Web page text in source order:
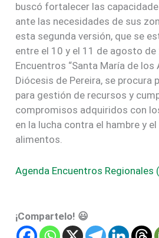
buscó fortalecer las
ante las necesidades de sus
esta segunda versión, que se
entre el 10 y el 11 de agosto de
Encuentros “Santa María de los
Diócesis de Pereira, se procura
para gestión de recursos y
compromisos adquiridos con
en la lucha contra el hambre y
alimentos.
Agenda Encuentros Regionales
¡Compartelo! 😃